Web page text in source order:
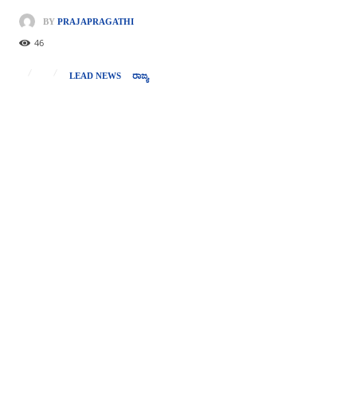
BY PRAJAPRAGATHI
46
LEAD NEWS ರಾಜ್ಯ